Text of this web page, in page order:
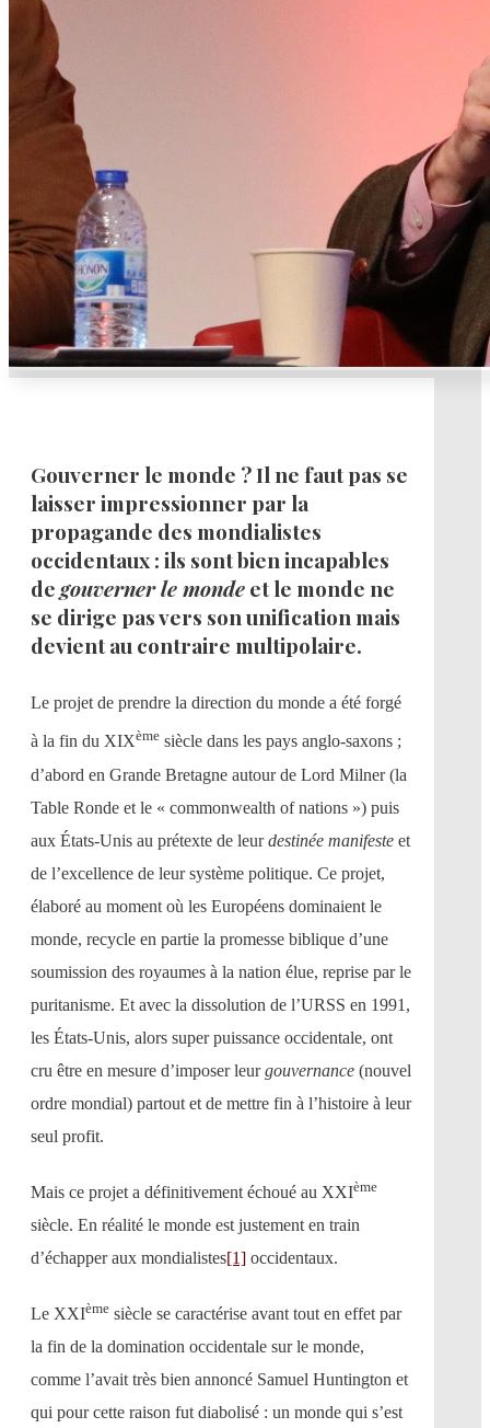
Gouverner le monde ? Il ne faut pas se
laisser impressionner par la
propagande des mondialistes
occidentaux : ils sont bien incapables
degouverner le mondeet le monde ne
se dirige pas vers son unification mais
devient au contraire multipolaire.
Le projet de prendre la direction du monde a été forgé
à la fin du XIXème siècle dans les pays anglo-saxons ;
d’abord en Grande Bretagne autour de Lord Milner (la
Table Ronde et le « commonwealth of nations ») puis
aux États-Unis au prétexte de leurdestinée manifeste et
de l’excellence de leur système politique. Ce projet,
élaboré au moment où les Européens dominaient le
monde, recycle en partie la promesse biblique d’une
soumission des royaumes à la nation élue, reprise par le
puritanisme. Et avec la dissolution de l’URSS en 1991,
les États-Unis, alors super puissance occidentale, ont
cru être en mesure d’imposer leurgouvernance (nouvel
ordre mondial) partout et de mettre fin à l’histoire à leur
seul profit.
Mais ce projet a définitivement échoué au XXIème
siècle. En réalité le monde est justement en train
d’échapper aux mondialistes[1] occidentaux.
Le XXIème siècle se caractérise avant tout en effet par
la fin de la domination occidentale sur le monde,
comme l’avait très bien annoncé Samuel Huntington et
qui pour cette raison fut diabolisé : un monde qui s’est